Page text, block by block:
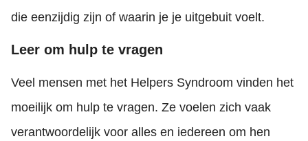
die eenzijdig zijn of waarin je je uitgebuit voelt.
Leer om hulp te vragen
Veel mensen met het Helpers Syndroom vinden het
moeilijk om hulp te vragen. Ze voelen zich vaak
verantwoordelijk voor alles en iedereen om hen